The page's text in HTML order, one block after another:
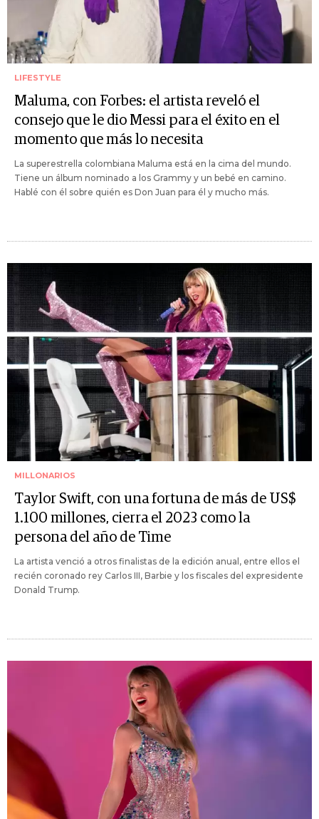
LIFESTYLE
Maluma, con Forbes: el artista reveló el
consejo que le dio Messi para el éxito en el
momento que más lo necesita
La superestrella colombiana Maluma está en la cima del mundo.
Tiene un álbum nominado a los Grammy y un bebé en camino.
Hablé con él sobre quién es Don Juan para él y mucho más.
MILLONARIOS
Taylor Swift, con una fortuna de más de US$
1.100 millones, cierra el 2023 como la
persona del año de Time
La artista venció a otros finalistas de la edición anual, entre ellos el
recién coronado rey Carlos III, Barbie y los fiscales del expresidente
Donald Trump.